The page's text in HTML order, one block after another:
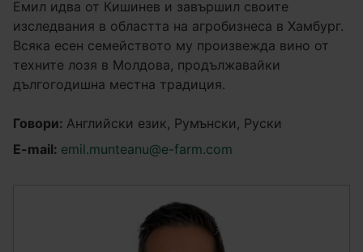
Емил идва от Кишинев и завършил своите
изследвания в областта на агробизнеса в Хамбург.
Всяка есен семейството му произвежда вино от
техните лозя в Молдова, продължавайки
дългогодишна местна традиция.
Говори: Английски език, Румънски, Руски
E-mail: emil.munteanu@e-farm.com